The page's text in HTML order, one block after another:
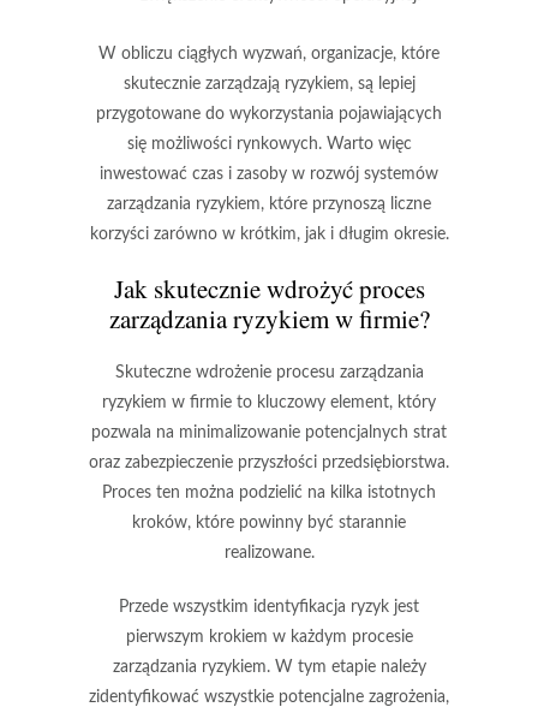
W obliczu ciągłych wyzwań, organizacje, które
skutecznie zarządzają ryzykiem, są lepiej
przygotowane do wykorzystania pojawiających
się możliwości rynkowych. Warto więc
inwestować czas i zasoby w rozwój systemów
zarządzania ryzykiem, które przynoszą liczne
korzyści zarówno w krótkim, jak i długim okresie.
Jak skutecznie wdrożyć proces
zarządzania ryzykiem w firmie?
Skuteczne wdrożenie procesu zarządzania
ryzykiem w firmie to kluczowy element, który
pozwala na minimalizowanie potencjalnych strat
oraz zabezpieczenie przyszłości przedsiębiorstwa.
Proces ten można podzielić na kilka istotnych
kroków, które powinny być starannie
realizowane.
Przede wszystkim identyfikacja ryzyk jest
pierwszym krokiem w każdym procesie
zarządzania ryzykiem. W tym etapie należy
zidentyfikować wszystkie potencjalne zagrożenia,